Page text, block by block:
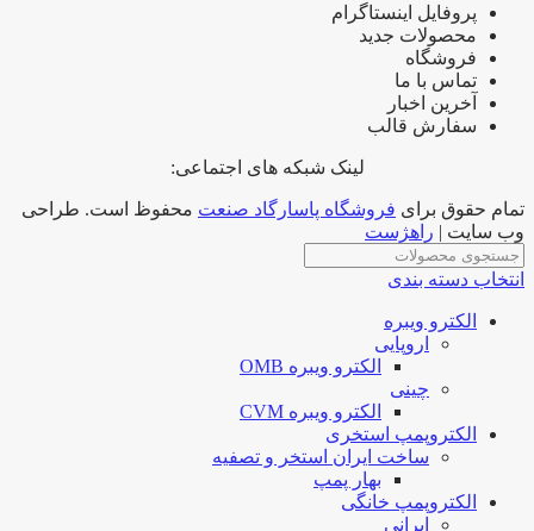
پروفایل اینستاگرام
محصولات جدید
فروشگاه
تماس با ما
آخرین اخبار
سفارش قالب
لینک شبکه های اجتماعی:
تمام حقوق برای فروشگاه پاسارگاد صنعت محفوظ است. طراحی
وب سایت | راهژست
انتخاب دسته بندی
الکترو ویبره
اروپایی
الکترو ویبره OMB
چینی
الکترو ویبره CVM
الکتروپمپ استخری
ساخت ایران استخر و تصفیه
بهار پمپ
الکتروپمپ خانگی
ایرانی